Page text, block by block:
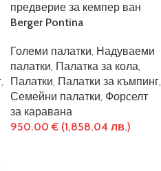
,
предверие за кемпер ван
Berger Pontina
Големи палатки, Надуваеми
палатки, Палатка за кола,
Палатки, Палатки за къмпинг,
Семейни палатки, Форселт
за каравана
950.00€ (1,858.04 лв.)